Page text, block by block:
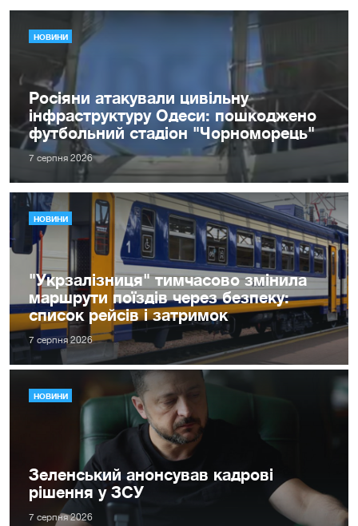
НОВИНИ
Росіяни атакували цивільну
інфраструктуру Одеси: пошкоджено
футбольний стадіон "Чорноморець"
7 серпня 2026
НОВИНИ
"Укрзалізниця" тимчасово змінила
маршрути поїздів через безпеку:
список рейсів і затримок
7 серпня 2026
НОВИНИ
Зеленський анонсував кадрові
рішення у ЗСУ
7 серпня 2026